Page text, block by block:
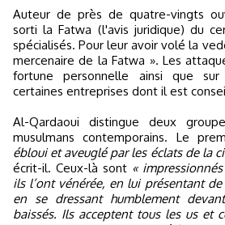
Auteur de près de quatre-vingts
sorti la Fatwa (l'avis juridique) du
spécialisés. Pour leur avoir volé la
mercenaire de la Fatwa ». Les
fortune personnelle ainsi que
certaines entreprises dont il est
Al-Qardaoui distingue deux
musulmans contemporains. Le
ébloui et aveuglé par les éclats de la
écrit-il. Ceux-là sont «
ils l’ont vénérée, en lui présentant
en se dressant humblement
baissés. Ils acceptent tous les us et